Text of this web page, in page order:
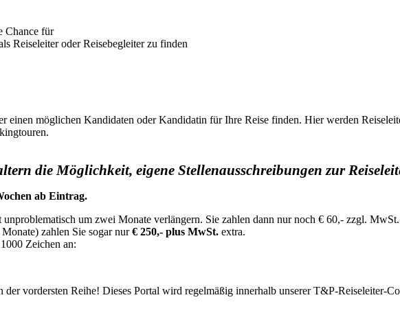
Chance für
Reiseleiteroder Reisebegleiter zu finden
einen möglichen Kandidaten oder Kandidatin für Ihre Reise finden. Hier werden
die Möglichkeit, eigene Stellenausschreibungen zur
ab Eintrag.
um zwei Monate verlängern. Sie zahlen dann nur noch € 60,- zzgl.
zahlen Sie sogar nur€ 250,- plus MwSt. extra.
Zeichen an:
der vordersten Reihe! Dieses Portal wird regelmäßig innerhalb unserer T&P-Reiseleiter-